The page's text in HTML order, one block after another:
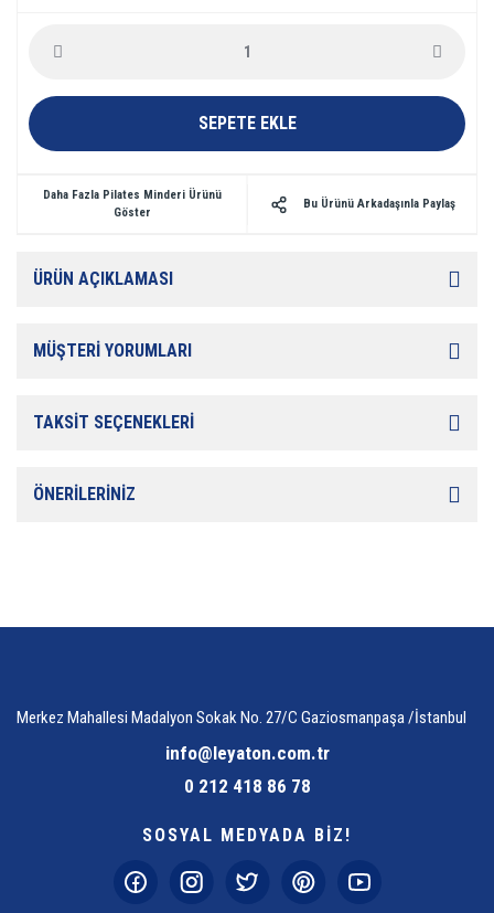
SEPETE EKLE
Daha Fazla Pilates Minderi Ürünü
Göster
Bu Ürünü Arkadaşınla Paylaş
ÜRÜN AÇIKLAMASI
MÜŞTERİ YORUMLARI
TAKSİT SEÇENEKLERİ
ÖNERİLERİNİZ
Merkez Mahallesi Madalyon Sokak No. 27/C Gaziosmanpaşa /İstanbul
info@leyaton.com.tr
0 212 418 86 78
SOSYAL MEDYADA BİZ!